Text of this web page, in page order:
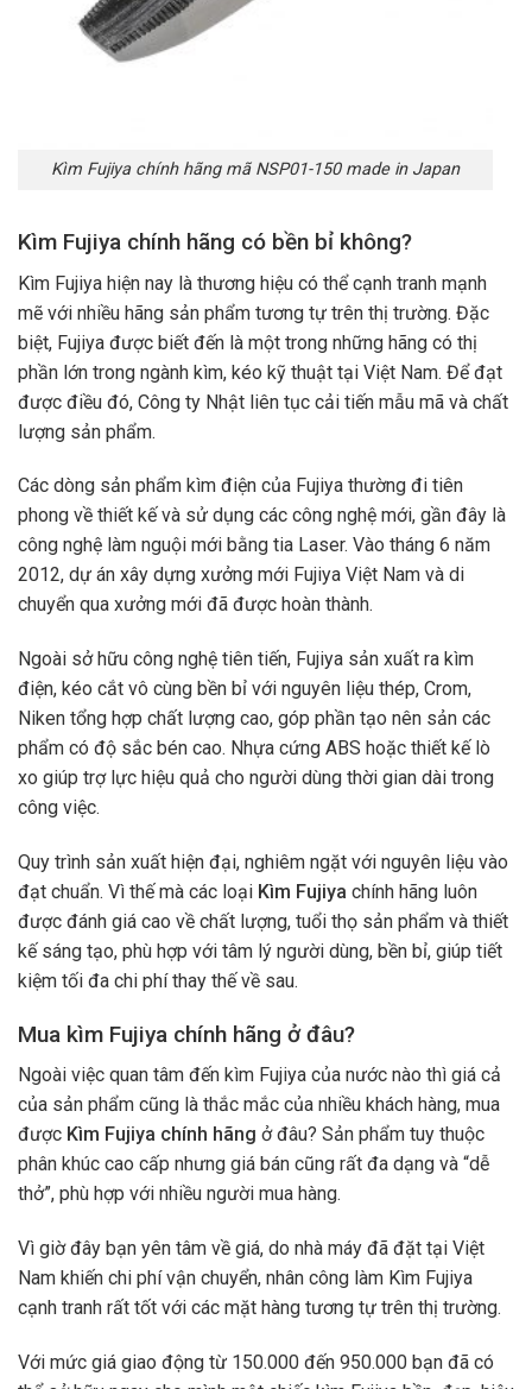
Kìm Fujiya chính hãng mã NSP01-150 made in Japan
Kìm Fujiya chính hãng có bền bỉ không?
Kìm Fujiya hiện nay là thương hiệu có thể cạnh tranh mạnh
mẽ với nhiều hãng sản phẩm tương tự trên thị trường. Đặc
biệt, Fujiya được biết đến là một trong những hãng có thị
phần lớn trong ngành kìm, kéo kỹ thuật tại Việt Nam. Để đạt
được điều đó, Công ty Nhật liên tục cải tiến mẫu mã và chất
lượng sản phẩm.
Các dòng sản phẩm kìm điện của Fujiya thường đi tiên
phong về thiết kế và sử dụng các công nghệ mới, gần đây là
công nghệ làm nguội mới bằng tia Laser. Vào tháng 6 năm
2012, dự án xây dựng xưởng mới Fujiya Việt Nam và di
chuyển qua xưởng mới đã được hoàn thành.
Ngoài sở hữu công nghệ tiên tiến, Fujiya sản xuất ra kìm
điện, kéo cắt vô cùng bền bỉ với nguyên liệu thép, Crom,
Niken tổng hợp chất lượng cao, góp phần tạo nên sản các
phẩm có độ sắc bén cao. Nhựa cứng ABS hoặc thiết kế lò
xo giúp trợ lực hiệu quả cho người dùng thời gian dài trong
công việc.
Quy trình sản xuất hiện đại, nghiêm ngặt với nguyên liệu vào
đạt chuẩn. Vì thế mà các loại Kìm Fujiya chính hãng luôn
được đánh giá cao về chất lượng, tuổi thọ sản phẩm và thiết
kế sáng tạo, phù hợp với tâm lý người dùng, bền bỉ, giúp tiết
kiệm tối đa chi phí thay thế về sau.
Mua kìm Fujiya chính hãng ở đâu?
Ngoài việc quan tâm đến kìm Fujiya của nước nào thì giá cả
của sản phẩm cũng là thắc mắc của nhiều khách hàng, mua
được Kìm Fujiya chính hãng ở đâu? Sản phẩm tuy thuộc
phân khúc cao cấp nhưng giá bán cũng rất đa dạng và “dễ
thở”, phù hợp với nhiều người mua hàng.
Vì giờ đây bạn yên tâm về giá, do nhà máy đã đặt tại Việt
Nam khiến chi phí vận chuyển, nhân công làm Kìm Fujiya
cạnh tranh rất tốt với các mặt hàng tương tự trên thị trường.
Với mức giá giao động từ 150.000 đến 950.000 bạn đã có